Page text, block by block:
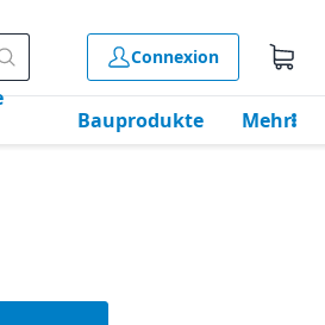
Connexion
Bauprodukte Mehr